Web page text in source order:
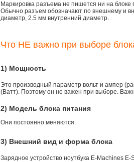
Маркировка разъема не пишется ни на блоке
Обычно разъем обозначают по внешнему и
диаметр, 2.5 мм внутренний диаметр.
Что НЕ важно при выборе
1) Мощность
Это производный параметр вольт и ампер
(Ватт). Поэтому он не важен при выборе.
2) Модель блока питания
Они постоянно меняются.
3) Внешний вид и форма блока
Зарядное устройство ноутбука E-Machines